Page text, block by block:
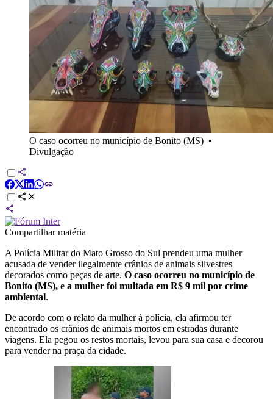
O caso ocorreu no município de Bonito (MS) •
Divulgação
Compartilhar matéria
A Polícia Militar do Mato Grosso do Sul prendeu uma mulher
acusada de vender ilegalmente crânios de animais silvestres
decorados como peças de arte. O caso ocorreu no município de
Bonito (MS), e a mulher foi multada em R$ 9 mil por crime
ambiental.
De acordo com o relato da mulher à polícia, ela afirmou ter
encontrado os crânios de animais mortos em estradas durante
viagens. Ela pegou os restos mortais, levou para sua casa e decorou
para vender na praça da cidade.